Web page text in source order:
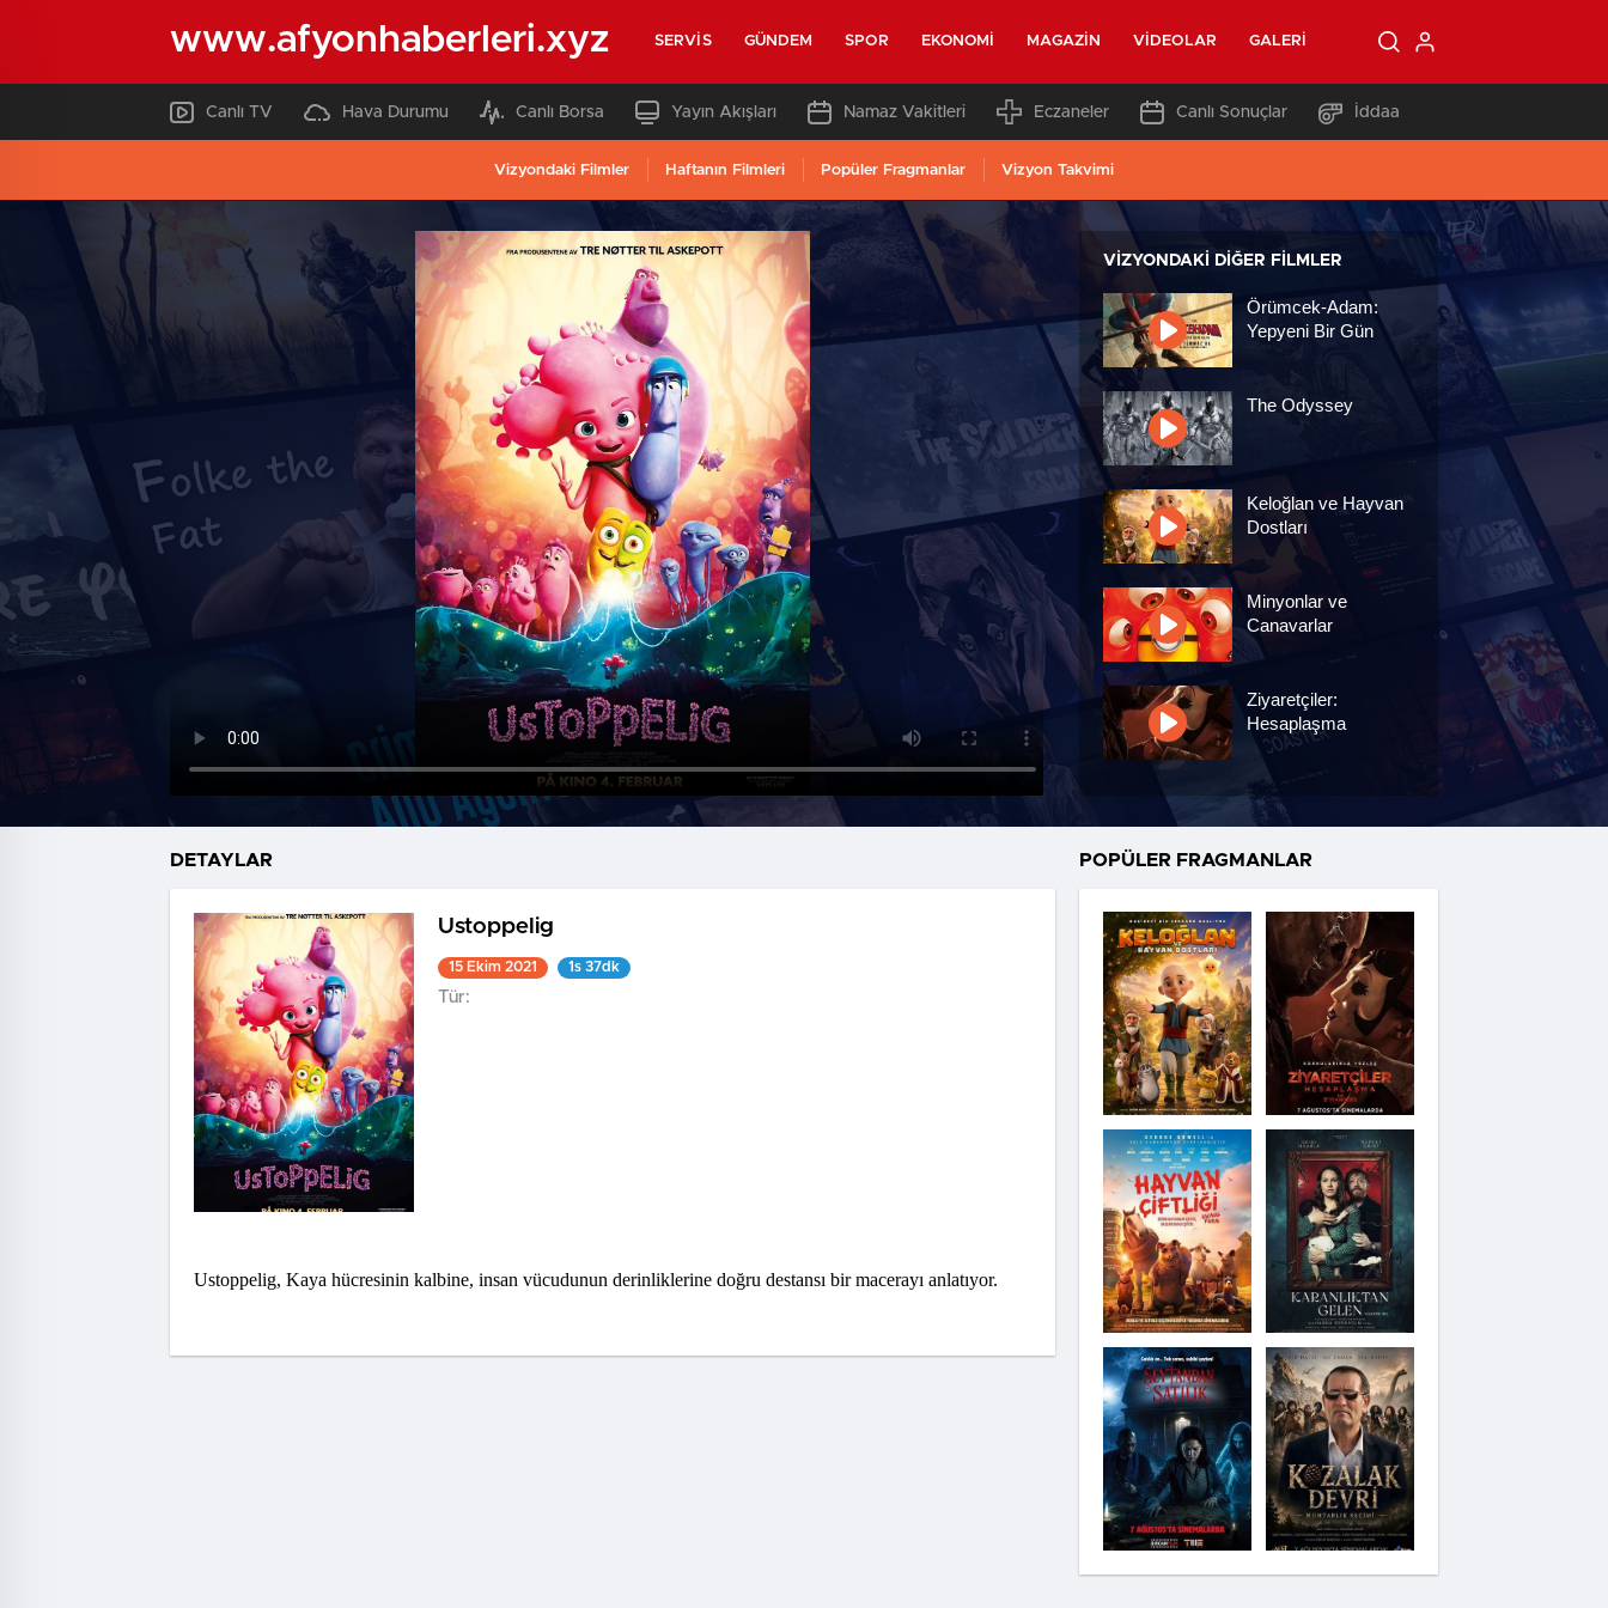
www.afyonhaberleri.xyz SERVIS GÜNDEM SPOR EKONOMI MAGAZIN VIDEOLAR GALERI
Canlı TV Hava Durumu Canlı Borsa Yayın Akışları Namaz Vakitleri Eczaneler Canlı Sonuçlar İddaa
Vizyondaki Filmler Haftanın Filmleri Popüler Fragmanlar Vizyon Takvimi
VIZYONDAKI DIĞER FILMLER
Örümcek-Adam:
Yepyeni Bir Gün
The Odyssey
Keloğlan ve Hayvan
Dostları
Minyonlar ve
Canavarlar
Ziyaretçiler:
Hesaplaşma
Nasreddin Hoca:
Zaman Yolcusu 4
Hayvan Çiftliği
Karanlıktan Gelen
Şeytandan Satılık
Kozalak Devri
Moana
DETAYLAR
Ustoppelig
15 Ekim 2021 1s 37dk
Tür:
Ustoppelig, Kaya hücresinin kalbine, insan vücudunun derinliklerine doğru destansı bir macerayı anlatıyor.
POPÜLER FRAGMANLAR